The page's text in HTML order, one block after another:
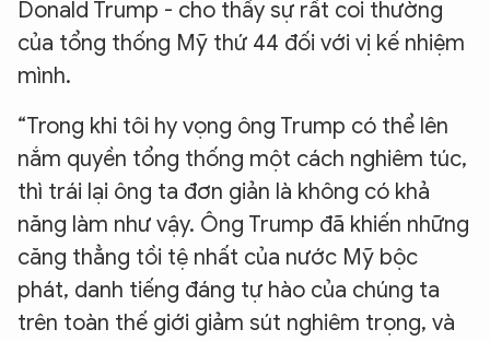
Donald Trump - cho thấy sự rất coi thường
của tổng thống Mỹ thứ 44 đối với vị kế nhiệm
mình.
“Trong khi tôi hy vọng ông Trump có thể lên
nắm quyền tổng thống một cách nghiêm túc,
thì trái lại ông ta đơn giản là không có khả
năng làm như vậy. Ông Trump đã khiến những
căng thẳng tồi tệ nhất của nước Mỹ bộc
phát, danh tiếng đáng tự hào của chúng ta
trên toàn thế giới giảm sút nghiêm trọng, và